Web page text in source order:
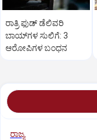
ರಾತ್ರಿ ಫುಡ್‌ ಡೆಲಿವರಿ
ಬಾಯ್‌ಗಳ ಸುಲಿಗೆ: 3
ಆರೋಪಿಗಳ ಬಂಧನ
ರಾಜ್ಯ